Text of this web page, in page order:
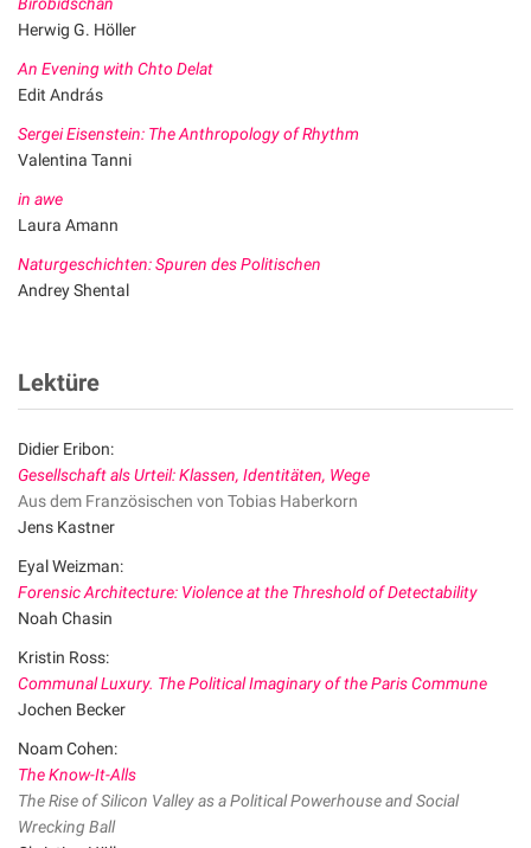
Herwig G. Höller
An Evening with Chto Delat
Edit András
Sergei Eisenstein: The Anthropology of Rhythm
Valentina Tanni
in awe
Laura Amann
Naturgeschichten: Spuren des Politischen
Andrey Shental
Lektüre
Didier Eribon:
Gesellschaft als Urteil: Klassen, Identitäten, Wege
Aus dem Französischen von Tobias Haberkorn
Jens Kastner
Eyal Weizman:
Forensic Architecture: Violence at the Threshold of Detectability
Noah Chasin
Kristin Ross:
Communal Luxury. The Political Imaginary of the Paris Commune
Jochen Becker
Noam Cohen:
The Know-It-Alls
The Rise of Silicon Valley as a Political Powerhouse and Social
Wrecking Ball